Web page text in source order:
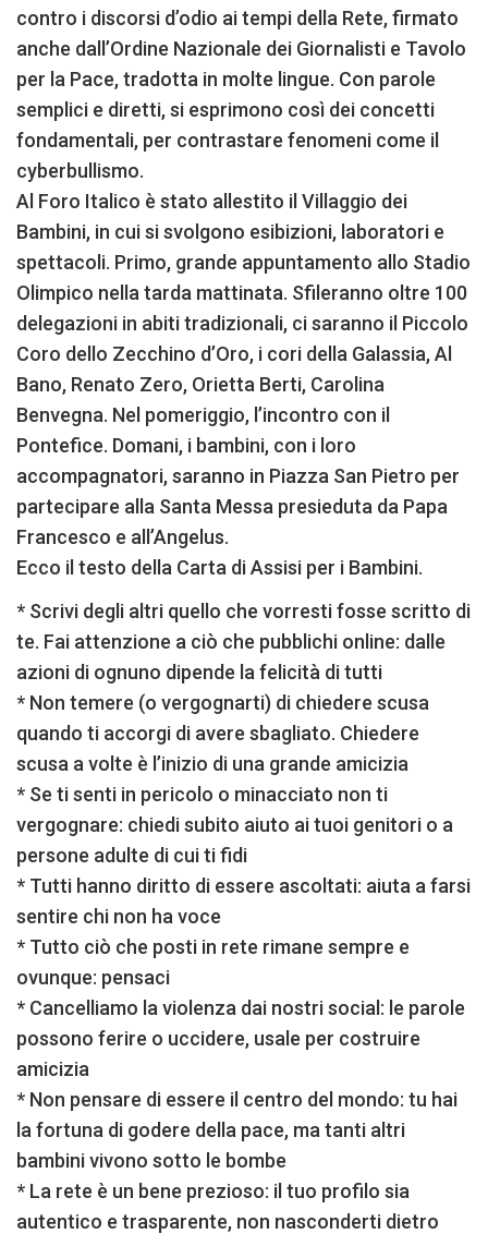
contro i discorsi d’odio ai tempi della Rete, firmato
anche dall’Ordine Nazionale dei Giornalisti e Tavolo
per la Pace, tradotta in molte lingue. Con parole
semplici e diretti, si esprimono così dei concetti
fondamentali, per contrastare fenomeni come il
cyberbullismo.
Al Foro Italico è stato allestito il Villaggio dei
Bambini, in cui si svolgono esibizioni, laboratori e
spettacoli. Primo, grande appuntamento allo Stadio
Olimpico nella tarda mattinata. Sfileranno oltre 100
delegazioni in abiti tradizionali, ci saranno il Piccolo
Coro dello Zecchino d’Oro, i cori della Galassia, Al
Bano, Renato Zero, Orietta Berti, Carolina
Benvegna. Nel pomeriggio, l’incontro con il
Pontefice. Domani, i bambini, con i loro
accompagnatori, saranno in Piazza San Pietro per
partecipare alla Santa Messa presieduta da Papa
Francesco e all’Angelus.
Ecco il testo della Carta di Assisi per i Bambini.
* Scrivi degli altri quello che vorresti fosse scritto di
te. Fai attenzione a ciò che pubblichi online: dalle
azioni di ognuno dipende la felicità di tutti
* Non temere (o vergognarti) di chiedere scusa
quando ti accorgi di avere sbagliato. Chiedere
scusa a volte è l’inizio di una grande amicizia
* Se ti senti in pericolo o minacciato non ti
vergognare: chiedi subito aiuto ai tuoi genitori o a
persone adulte di cui ti fidi
* Tutti hanno diritto di essere ascoltati: aiuta a farsi
sentire chi non ha voce
* Tutto ciò che posti in rete rimane sempre e
ovunque: pensaci
* Cancelliamo la violenza dai nostri social: le parole
possono ferire o uccidere, usale per costruire
amicizia
* Non pensare di essere il centro del mondo: tu hai
la fortuna di godere della pace, ma tanti altri
bambini vivono sotto le bombe
* La rete è un bene prezioso: il tuo profilo sia
autentico e trasparente, non nasconderti dietro